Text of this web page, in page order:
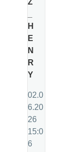
Z
H
E
N
R
Y
02.0
6.20
26
15:0
6